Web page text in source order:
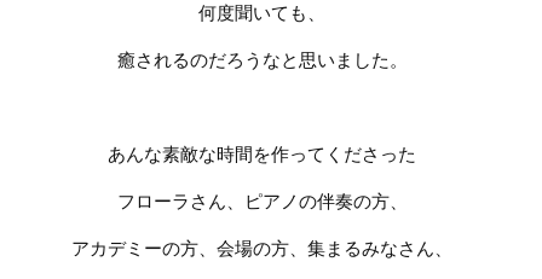
何度聞いても、
癒されるのだろうなと思いました。
あんな素敵な時間を作ってくださった
フローラさん、ピアノの伴奏の方、
アカデミーの方、会場の方、集まるみなさん、